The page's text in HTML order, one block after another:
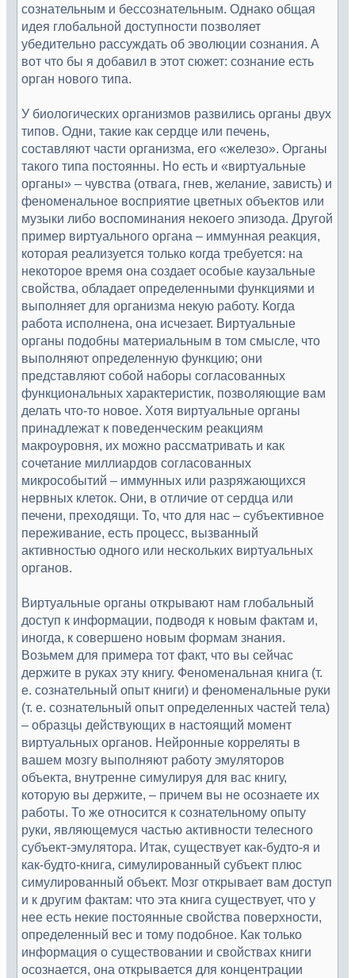
сознательным и бессознательным. Однако общая
идея глобальной доступности позволяет
убедительно рассуждать об эволюции сознания. А
вот что бы я добавил в этот сюжет: сознание есть
орган нового типа.
У биологических организмов развились органы двух
типов. Одни, такие как сердце или печень,
составляют части организма, его «железо». Органы
такого типа постоянны. Но есть и «виртуальные
органы» – чувства (отвага, гнев, желание, зависть) и
феноменальное восприятие цветных объектов или
музыки либо воспоминания некоего эпизода. Другой
пример виртуального органа – иммунная реакция,
которая реализуется только когда требуется: на
некоторое время она создает особые каузальные
свойства, обладает определенными функциями и
выполняет для организма некую работу. Когда
работа исполнена, она исчезает. Виртуальные
органы подобны материальным в том смысле, что
выполняют определенную функцию; они
представляют собой наборы согласованных
функциональных характеристик, позволяющие вам
делать что-то новое. Хотя виртуальные органы
принадлежат к поведенческим реакциям
макроуровня, их можно рассматривать и как
сочетание миллиардов согласованных
микрособытий – иммунных или разряжающихся
нервных клеток. Они, в отличие от сердца или
печени, преходящи. То, что для нас – субъективное
переживание, есть процесс, вызванный
активностью одного или нескольких виртуальных
органов.
Виртуальные органы открывают нам глобальный
доступ к информации, подводя к новым фактам и,
иногда, к совершено новым формам знания.
Возьмем для примера тот факт, что вы сейчас
держите в руках эту книгу. Феноменальная книга (т.
е. сознательный опыт книги) и феноменальные руки
(т. е. сознательный опыт определенных частей тела)
– образцы действующих в настоящий момент
виртуальных органов. Нейронные корреляты в
вашем мозгу выполняют работу эмуляторов
объекта, внутренне симулируя для вас книгу,
которую вы держите, – причем вы не осознаете их
работы. То же относится к сознательному опыту
руки, являющемуся частью активности телесного
субъект-эмулятора. Итак, существует как-будто-я и
как-будто-книга, симулированный субъект плюс
симулированный объект. Мозг открывает вам доступ
и к другим фактам: что эта книга существует, что у
нее есть некие постоянные свойства поверхности,
определенный вес и тому подобное. Как только
информация о существовании и свойствах книги
осознается, она открывается для концентрации